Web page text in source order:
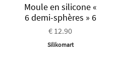
Moule en silicone «
6 demi-sphères » 6
€ 12.90
Silikomart